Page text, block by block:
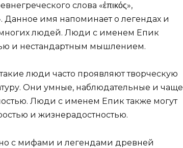
слова «ἐπικός»,
Данное имя напоминает о легендах и
людей. Люди с именем Епик
и нестандартным мышлением.
люди часто проявляют творческую
Они умные, наблюдательные и чаще
Люди с именем Епик также могут
и жизнерадостностью.
с мифами и легендами древней